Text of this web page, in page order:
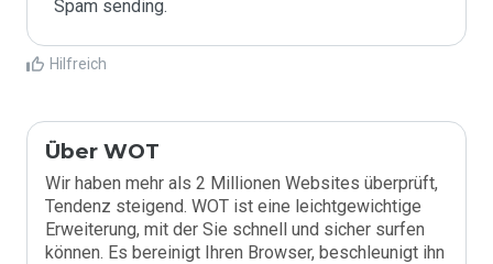
Spam sending.
Hilfreich
Über WOT
Wir haben mehr als 2 Millionen Websites überprüft,
Tendenz steigend. WOT ist eine leichtgewichtige
Erweiterung, mit der Sie schnell und sicher surfen
können. Es bereinigt Ihren Browser, beschleunigt ihn